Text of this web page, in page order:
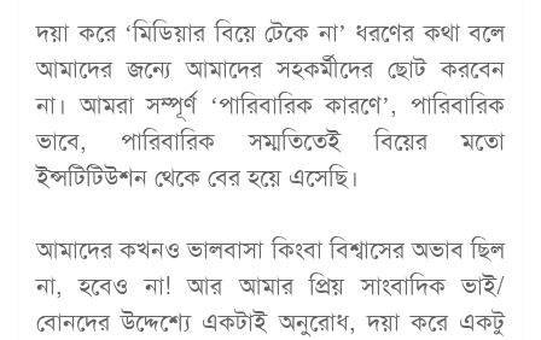
দয়া করে ‘মিডিয়ার বিয়ে টেকে না’ ধরণের কথা বলে
আমাদের জন্যে আমাদের সহকর্মীদের ছোট করবেন
না। আমরা সম্পূর্ণ ‘পারিবারিক কারণে’, পারিবারিক
ভাবে, পারিবারিক সম্মতিতেই বিয়ের মতো
ইন্সটিটিউশন থেকে বের হয়ে এসেছি।
আমাদের কখনও ভালবাসা কিংবা বিশ্বাসের অভাব ছিল
না, হবেও না! আর আমার প্রিয় সাংবাদিক ভাই/
বোনদের উদ্দেশ্যে একটাই অনুরোধ, দয়া করে একটু